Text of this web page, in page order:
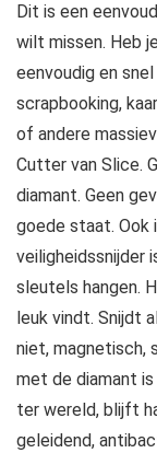
Dit is een
wilt missen. Heb
eenvoudig en
scrapbooking,
of andere
Cutter van Slice.
diamant. Geen
goede staat. Ook
veiligheidssnijder
sleutels hangen.
leuk vindt. Snijdt
niet, magnetisch,
met de diamant
ter wereld, blijft
geleidend,